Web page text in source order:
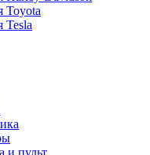
Toyota
Tesla
и пульт